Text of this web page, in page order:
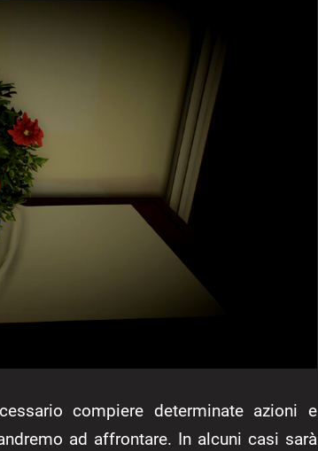
compiere determinate azioni e
ad affrontare. In alcuni casi sarà